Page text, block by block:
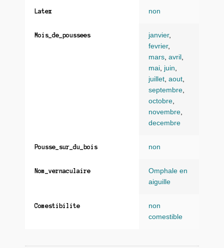
Latex non
Mois_de_poussees janvier,
fevrier,
mars avril
mai juin
juillet aout
septembre
octobre
novembre
decembre
Pousse_sur_du_bois non
Nom_vernaculaire
Omphale en
aiguille
Comestibilite
non
comestible